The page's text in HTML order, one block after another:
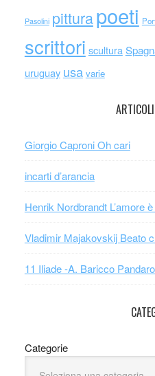
Pasolini pitturapoeti
scrittori scultura
uruguay usa varie
Giorgio Caproni Oh cari
incarti d’arancia
Henrik Nordbrandt L’amore
Vladimir Majakovskij Beato
11 Iliade -A. Baricco
Categorie